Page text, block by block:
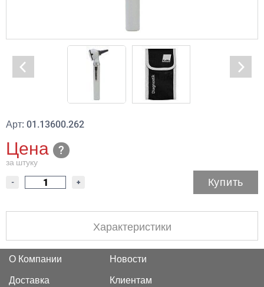
Арт: 01.13600.262
Цена
за штуку
- + Купить
Характеристики
О Компании
Доставка
Новости
Клиентам